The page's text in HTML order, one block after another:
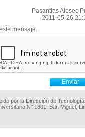
Pasantias Aiesec
2011-05-26
mensaje.
por la Dirección de
N° 1801, San Miguel,